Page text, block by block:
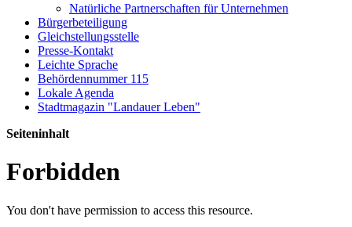
Natürliche Partnerschaften für Unternehmen
Bürgerbeteiligung
Gleichstellungsstelle
Presse-Kontakt
Leichte Sprache
Behördennummer 115
Lokale Agenda
Stadtmagazin "Landauer Leben"
Seiteninhalt